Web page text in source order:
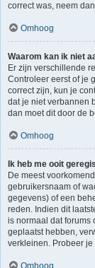
correct was, neem
Omhoog
Waarom kan ik niet
Er zijn verschillende
Controleer eerst of je
correct zijn, kun je
dat je niet verbannen
dan moet dit door de
Omhoog
Ik heb me ooit
De meest
gebruikersnaam of
gegevens) of een
reden. Indien dit
is normaal dat forums
geplaatst hebben,
verkleinen. Probeer
Omhoog